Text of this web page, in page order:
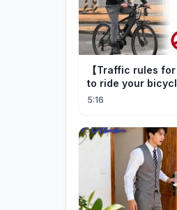
【Traffic rules
to ride your
5:16